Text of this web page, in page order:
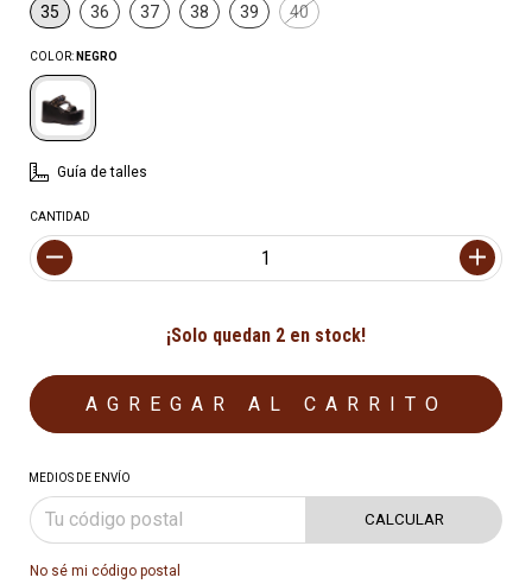
35 36 37 38 39 40
COLOR: NEGRO
Guía de talles
CANTIDAD
¡Solo quedan 2 en stock!
MEDIOS DE ENVÍO
CALCULAR
No sé mi código postal